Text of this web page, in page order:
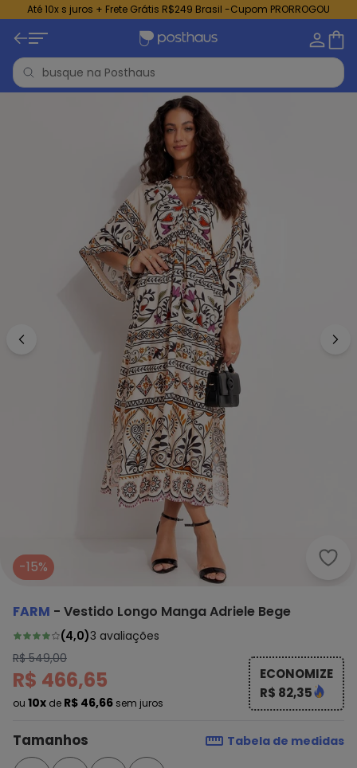
Até 10x s juros + Frete Grátis R$249 Brasil -Cupom PRORROGOU
-15%
FARM - Vestido Longo Manga Adriele Bege
(4,0)3 avaliações
R$ 549,00
R$ 466,65
ou 10x de R$ 46,66 sem juros
ECONOMIZE
R$ 82,35
Tamanhos Tabela de medidas